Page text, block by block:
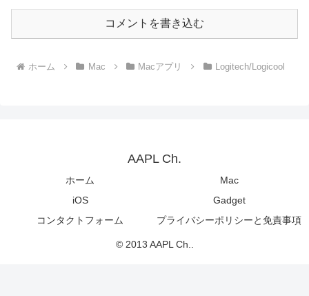
コメントを書き込む
ホーム Mac Macアプリ Logitech/Logicool
AAPL Ch.
ホーム
Mac
iOS
Gadget
コンタクトフォーム
プライバシーポリシーと免責事項
© 2013 AAPL Ch..